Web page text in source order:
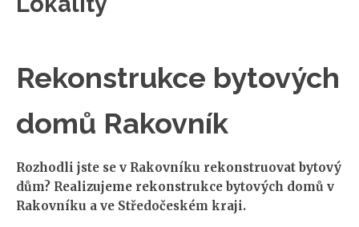
Rekonstrukce bytových
domů Rakovník
Rozhodli jste se v Rakovníku rekonstruovat bytový
dům? Realizujeme rekonstrukce bytových domů v
Rakovníku a ve Středočeském kraji.